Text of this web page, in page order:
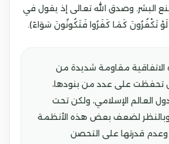
وصدق الله تعالى إذ يقول في
لَوْ تَكْفُرُونَ كَمَا كَفَرُوا فَتَكُونُونَ سَوَاءً).
مقاومة شديدة من
تحفظت على عدد من بنودها،
العالم الإسلامي، ولكن تحت
وبالنظر لضعف بعض هذه الأنظمة
وعدم قدرتها على التحصن